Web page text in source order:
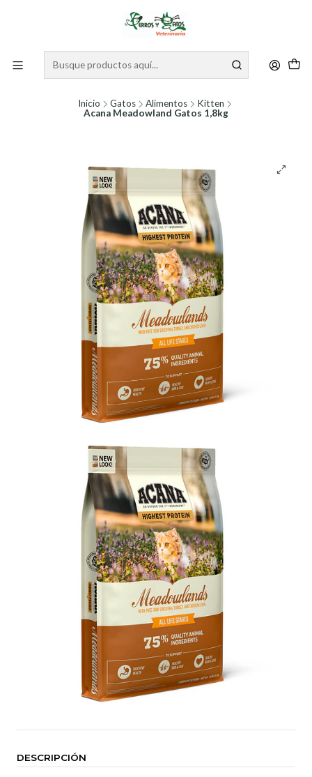
Inicio Gatos Alimentos
Kitten
Acana Meadowland Gatos 1,8kg
DESCRIPCIÓN